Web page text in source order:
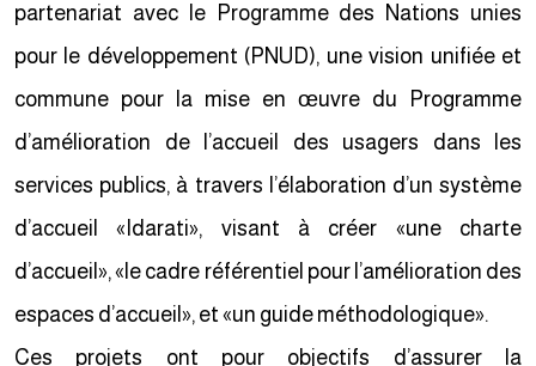
partenariat avec le Programme des Nations unies
pour le développement (PNUD), une vision unifiée et
commune pour la mise en œuvre du Programme
d’amélioration de l’accueil des usagers dans les
services publics, à travers l’élaboration d’un système
d’accueil «Idarati», visant à créer «une charte
d’accueil», «le cadre référentiel pour l’amélioration des
espaces d’accueil», et «un guide méthodologique».
Ces projets ont pour objectifs d’assurer la